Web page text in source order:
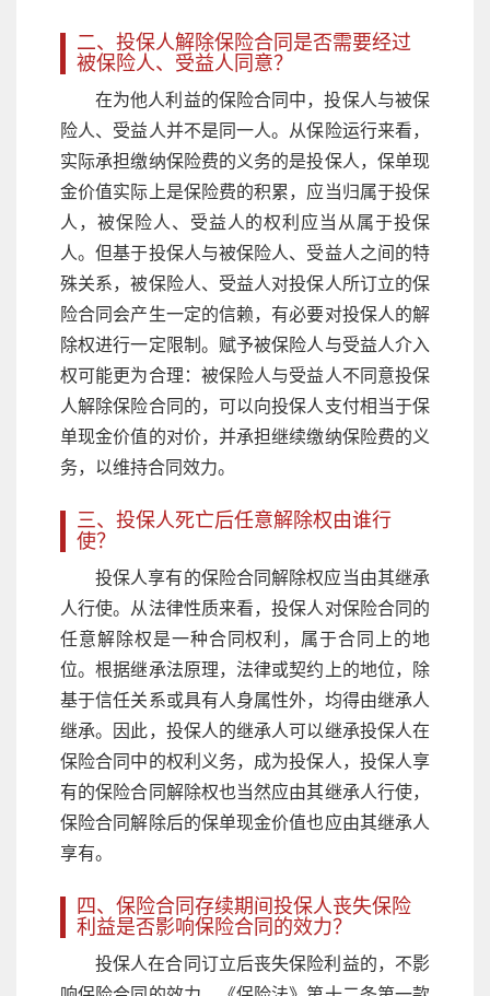
二、投保人解除保险合同是否需要经过
被保险人、受益人同意？
在为他人利益的保险合同中，投保人与被保
险人、受益人并不是同一人。从保险运行来看，
实际承担缴纳保险费的义务的是投保人，保单现
金价值实际上是保险费的积累，应当归属于投保
人，被保险人、受益人的权利应当从属于投保
人。但基于投保人与被保险人、受益人之间的特
殊关系，被保险人、受益人对投保人所订立的保
险合同会产生一定的信赖，有必要对投保人的解
除权进行一定限制。赋予被保险人与受益人介入
权可能更为合理：被保险人与受益人不同意投保
人解除保险合同的，可以向投保人支付相当于保
单现金价值的对价，并承担继续缴纳保险费的义
务，以维持合同效力。
三、投保人死亡后任意解除权由谁行
使？
投保人享有的保险合同解除权应当由其继承
人行使。从法律性质来看，投保人对保险合同的
任意解除权是一种合同权利，属于合同上的地
位。根据继承法原理，法律或契约上的地位，除
基于信任关系或具有人身属性外，均得由继承人
继承。因此，投保人的继承人可以继承投保人在
保险合同中的权利义务，成为投保人，投保人享
有的保险合同解除权也当然应由其继承人行使，
保险合同解除后的保单现金价值也应由其继承人
享有。
四、保险合同存续期间投保人丧失保险
利益是否影响保险合同的效力？
投保人在合同订立后丧失保险利益的，不影